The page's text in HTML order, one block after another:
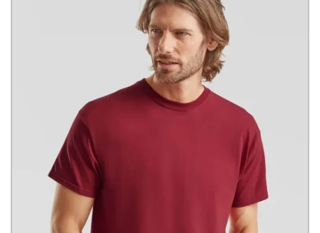
Abbigliamento uomo, donna e bambino
un'ampia selezione di taglie. La comodità, la praticità e la qualità hanno
reso Fruit of the Loom un riferimento internazionale per l'outfit casual e